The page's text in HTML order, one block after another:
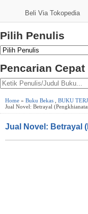
Beli Via Tokopedia
Pilih Penulis
Pencarian
Home » Buku Bekas BUKU
Jual Novel: Betrayal
Jual Novel: Betrayal